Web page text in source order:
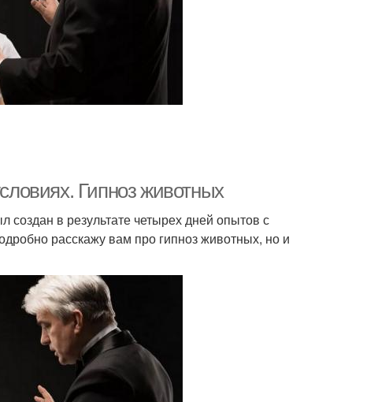
Гипноз животных
в результате четырех дней опытов с
расскажу вам про гипноз животных, но и